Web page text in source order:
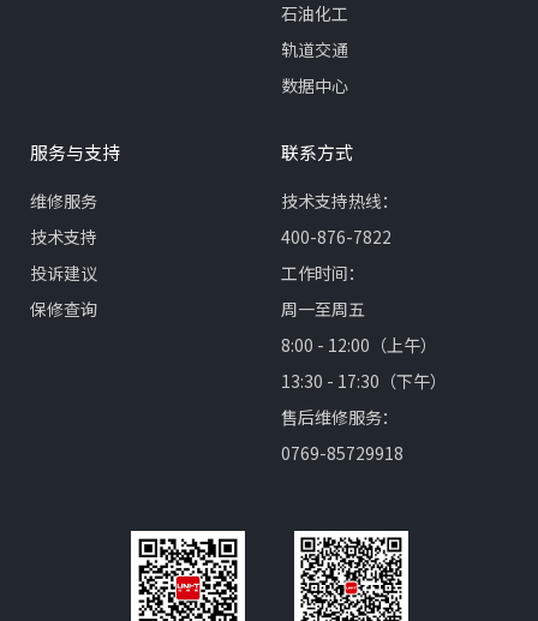
石油化工
轨道交通
数据中心
服务与支持
维修服务
技术支持
投诉建议
保修查询
联系方式
技术支持热线：
400-876-7822
工作时间：
周一至周五
8:00 - 12:00（上午）
13:30 - 17:30（下午）
售后维修服务：
0769-85729918